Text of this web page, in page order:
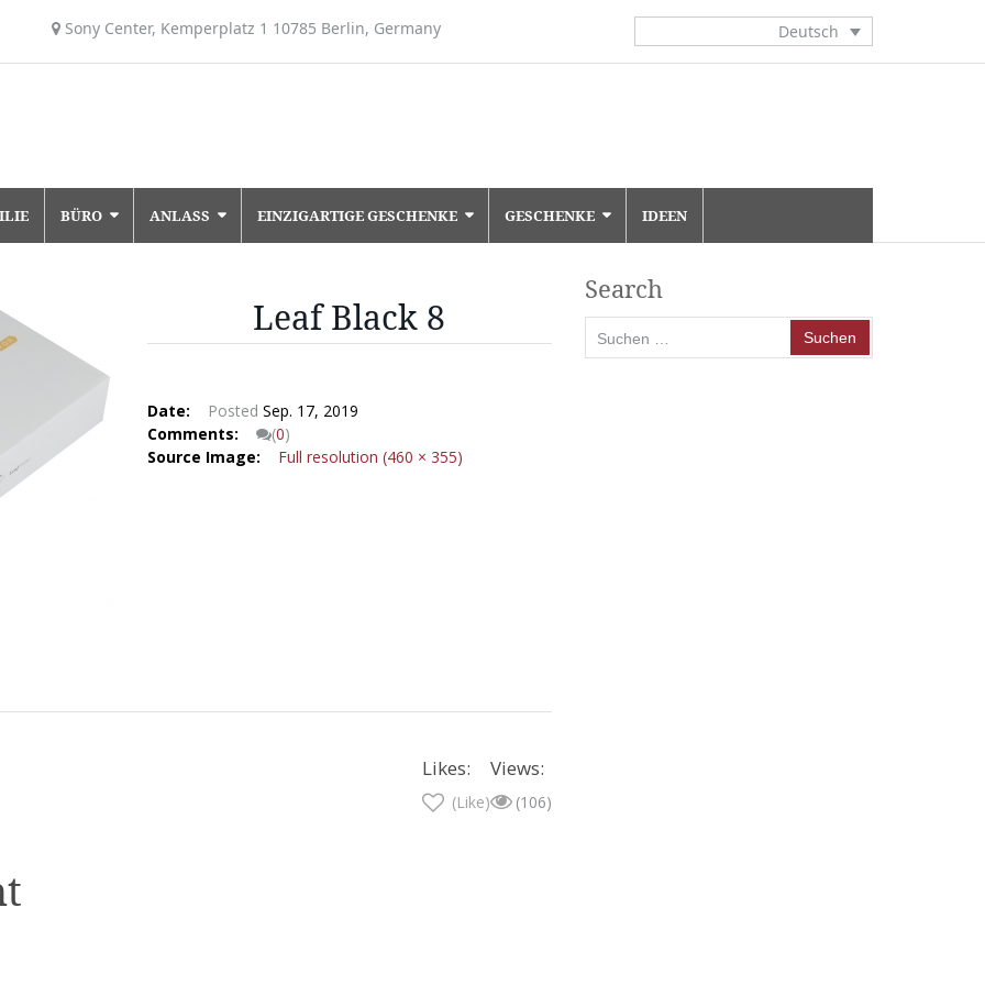
Sony Center, Kemperplatz 1 10785 Berlin, Germany Deutsch
BÜRO ANLASS EINZIGARTIGE GESCHENKE GESCHENKE IDEEN
Leaf Black 8
Date: Posted Sep. 17, 2019
Comments:
(0)
Source Image:
Full resolution (460 × 355)
Views:
(106)
Likes:
(Like)
Search
nach: